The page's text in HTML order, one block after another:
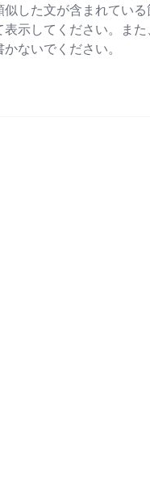
した文が含まれてい
示してください。ま
ないでください。